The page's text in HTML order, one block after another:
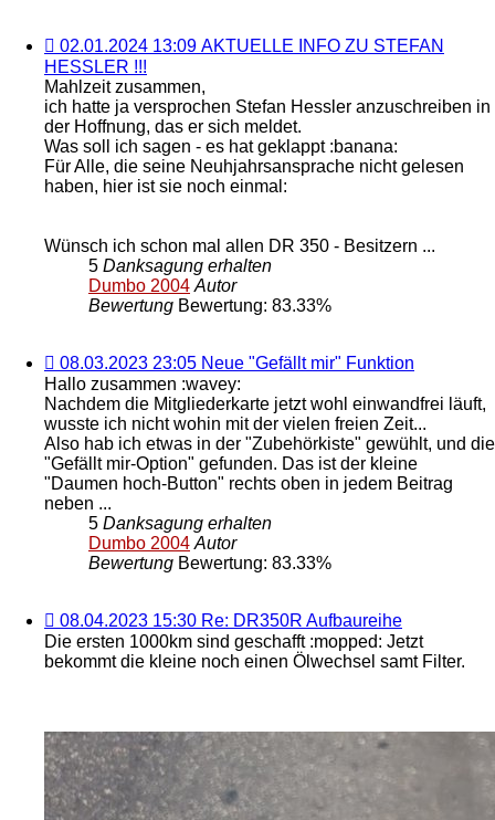
02.01.2024
13:09 AKTUELLE
INFO
ZU
STEFAN
HESSLER
!!!
02.01.2024 13:09 AKTUELLE INFO ZU STEFAN
HESSLER !!!
Mahlzeit zusammen,
ich hatte ja versprochen Stefan Hessler anzuschreiben in
der Hoffnung, das er sich meldet.
Was soll ich sagen - es hat geklappt :banana:
Für Alle, die seine Neuhjahrsansprache nicht gelesen
haben, hier ist sie noch einmal:
Wünsch ich schon mal allen DR 350 - Besitzern ...
5 Danksagung erhalten
Dumbo 2004 Autor
Bewertung Bewertung: 83.33%
08.03.2023
23:05 Neue
"Gefällt
mir"
Funktion
08.03.2023 23:05 Neue "Gefällt mir" Funktion
Hallo zusammen :wavey:
Nachdem die Mitgliederkarte jetzt wohl einwandfrei läuft,
wusste ich nicht wohin mit der vielen freien Zeit...
Also hab ich etwas in der "Zubehörkiste" gewühlt, und die
"Gefällt mir-Option" gefunden. Das ist der kleine
"Daumen hoch-Button" rechts oben in jedem Beitrag
neben ...
5 Danksagung erhalten
Dumbo 2004 Autor
Bewertung Bewertung: 83.33%
08.04.2023
15:30 Re:
DR350R
08.04.2023 15:30 Re: DR350R Aufbaureihe
Die ersten 1000km sind geschafft :mopped: Jetzt
bekommt die kleine noch einen Ölwechsel samt Filter.